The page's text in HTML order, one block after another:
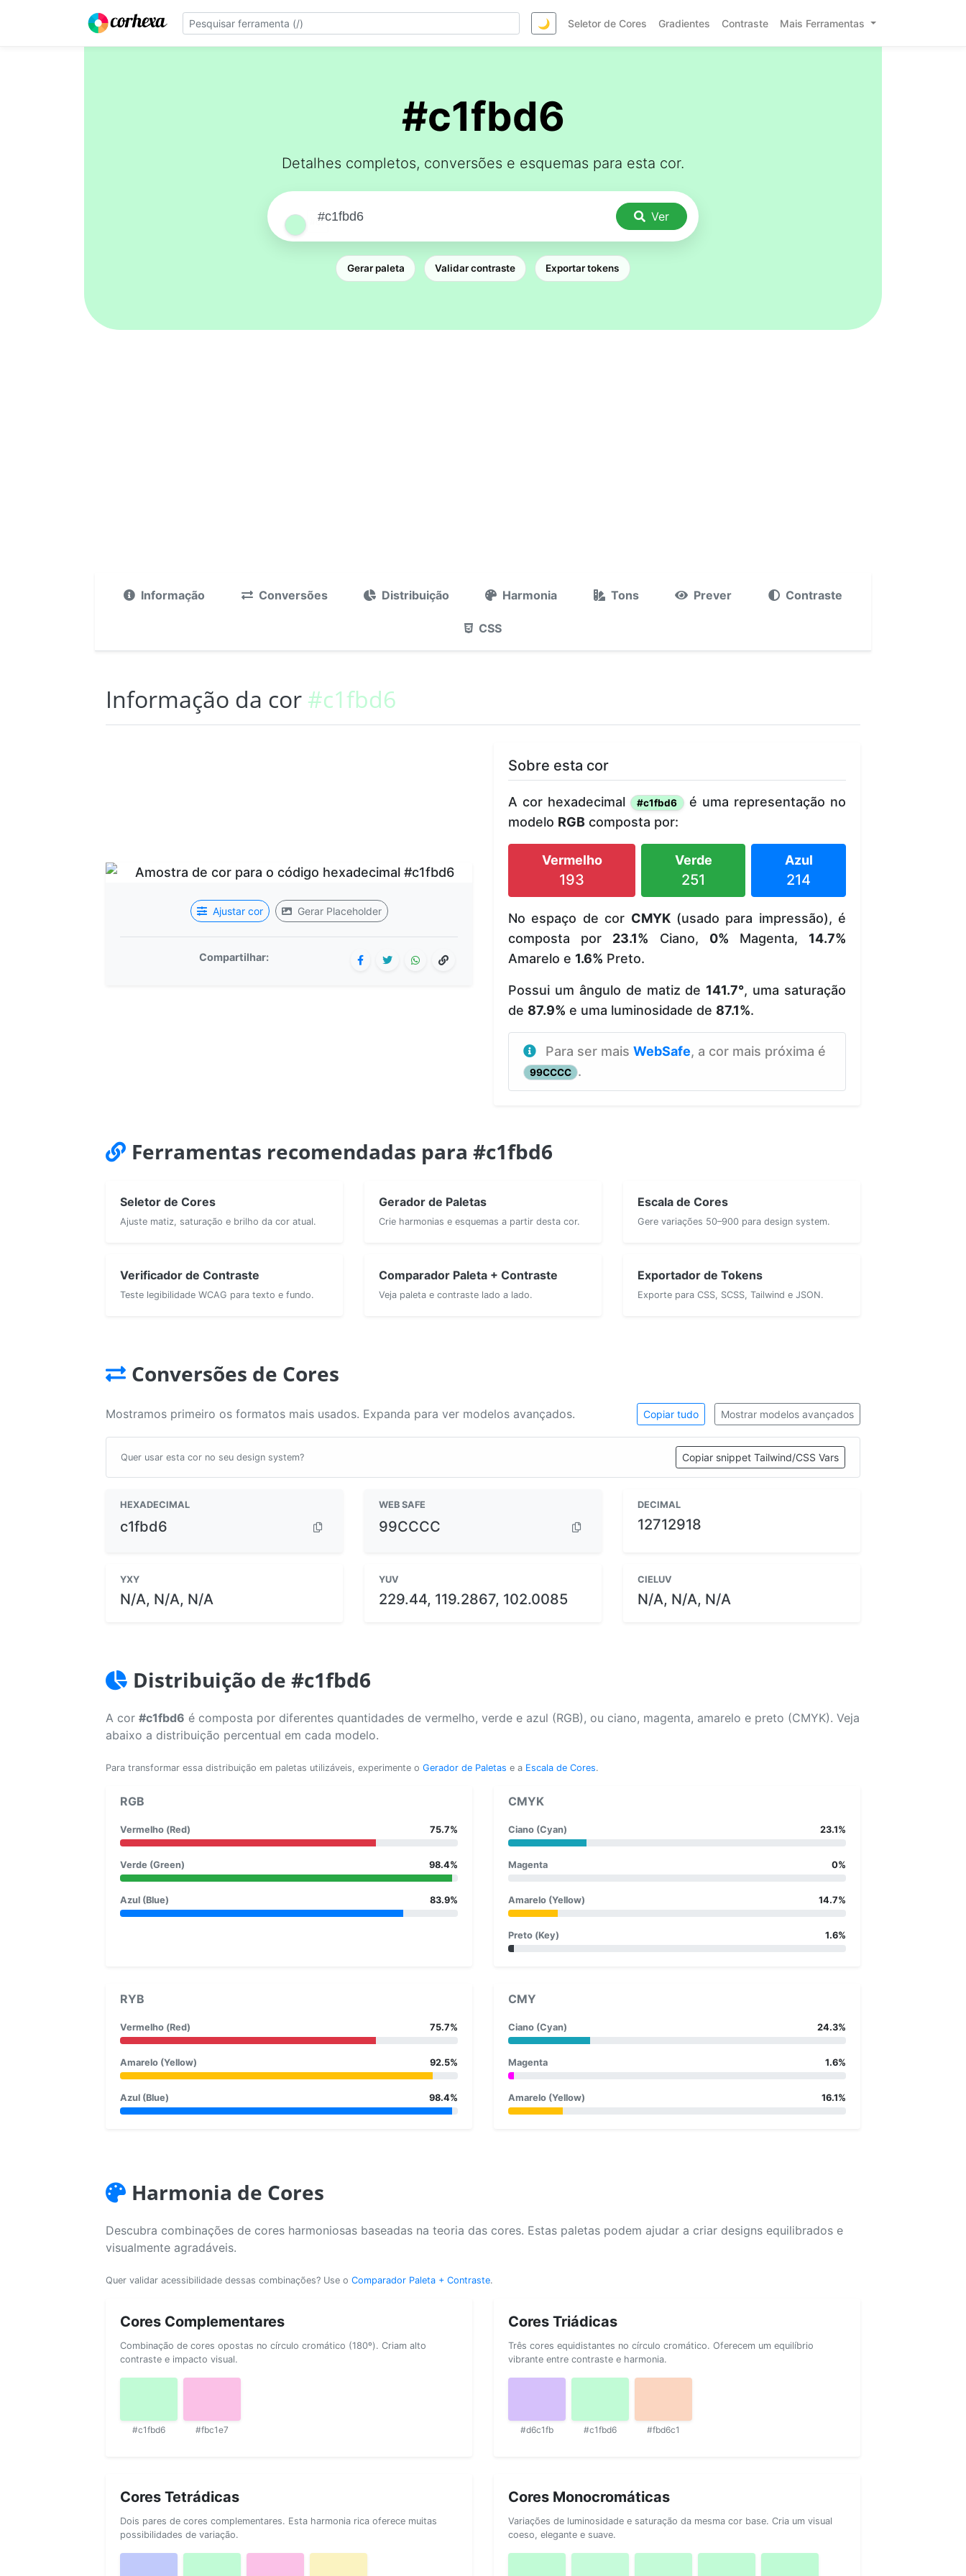
🌙 Seletor de Cores Gradientes Contraste Mais Ferramentas
#c1fbd6
Detalhes completos, conversões e esquemas para esta cor.
Ver
Gerar paleta Validar contraste Exportar tokens
Informação Conversões Distribuição Harmonia Tons Prever Contraste
CSS
Informação da cor #c1fbd6
Ajustar cor Gerar Placeholder
Compartilhar:
Sobre esta cor
A cor hexadecimal #c1fbd6 é uma representação no
modelo RGB composta por:
Vermelho
193
Verde
251
Azul
214
No espaço de cor CMYK(usado para impressão), é
composta por 23.1% Ciano, 0% Magenta, 14.7%
Amarelo e 1.6% Preto.
Possui um ângulo de matiz de 141.7°, uma saturação
de 87.9% e uma luminosidade de 87.1%.
Para ser mais WebSafe, a cor mais próxima é
99CCCC .
Ferramentas recomendadas para #c1fbd6
Seletor de Cores
Ajuste matiz, saturação e brilho da cor atual.
Gerador de Paletas
Crie harmonias e esquemas a partir desta cor.
Escala de Cores
Gere variações 50–900 para design system.
Verificador de Contraste
Teste legibilidade WCAG para texto e fundo.
Comparador Paleta + Contraste
Veja paleta e contraste lado a lado.
Exportador de Tokens
Exporte para CSS, SCSS, Tailwind e JSON.
Conversões de Cores
Mostramos primeiro os formatos mais usados. Expanda para ver modelos avançados. Copiar tudo Mostrar modelos avançados
Quer usar esta cor no seu design system? Copiar snippet Tailwind/CSS Vars
HEXADECIMAL
c1fbd6
WEB SAFE
99CCCC
DECIMAL
12712918
YXY
N/A, N/A, N/A
YUV
229.44, 119.2867, 102.0085
CIELUV
N/A, N/A, N/A
Distribuição de #c1fbd6
A cor #c1fbd6 é composta por diferentes quantidades de vermelho, verde e azul (RGB), ou ciano, magenta, amarelo e preto (CMYK). Veja
abaixo a distribuição percentual em cada modelo.
Para transformar essa distribuição em paletas utilizáveis, experimente o Gerador de Paletas e a Escala de Cores.
RGB
Vermelho (Red) 75.7%
Verde (Green) 98.4%
Azul (Blue) 83.9%
CMYK
Ciano (Cyan) 23.1%
Magenta 0%
Amarelo (Yellow) 14.7%
Preto (Key) 1.6%
RYB
Vermelho (Red) 75.7%
Amarelo (Yellow) 92.5%
Azul (Blue) 98.4%
CMY
Ciano (Cyan) 24.3%
Magenta 1.6%
Amarelo (Yellow) 16.1%
Harmonia de Cores
Descubra combinações de cores harmoniosas baseadas na teoria das cores. Estas paletas podem ajudar a criar designs equilibrados e
visualmente agradáveis.
Quer validar acessibilidade dessas combinações? Use o Comparador Paleta + Contraste.
Cores Complementares
Combinação de cores opostas no círculo cromático (180º). Criam alto
contraste e impacto visual.
#c1fbd6 #fbc1e7
Cores Triádicas
Três cores equidistantes no círculo cromático. Oferecem um equilíbrio
vibrante entre contraste e harmonia.
#d6c1fb #c1fbd6 #fbd6c1
Cores Tetrádicas
Dois pares de cores complementares. Esta harmonia rica oferece muitas
possibilidades de variação.
Cores Monocromáticas
Variações de luminosidade e saturação da mesma cor base. Cria um visual
coeso, elegante e suave.